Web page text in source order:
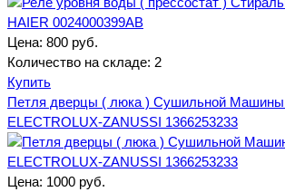
Цена: 800 руб.
Количество на складе: 2
Купить
Петля дверцы ( люка ) Сушильной
ELECTROLUX-ZANUSSI 1366253233
Цена: 1000 руб.